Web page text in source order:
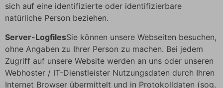
sich auf eine identifizierte oder identifizierbare
natürliche Person beziehen.
Server-LogfilesSie können unsere Webseiten besuchen,
ohne Angaben zu Ihrer Person zu machen. Bei jedem
Zugriff auf unsere Website werden an uns oder unseren
Webhoster / IT-Dienstleister Nutzungsdaten durch Ihren
Internet Browser übermittelt und in Protokolldaten (sog.